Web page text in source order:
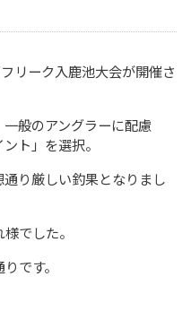
リーク入鹿池大会が開催さ
般のアングラーに配慮
ト」を選択。
り厳しい釣果となりまし
でした。
です。